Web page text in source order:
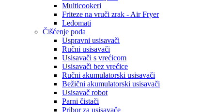
Multicookeri
Friteze na vruči zrak - Air Fryer
Ledomati
Čišćenje poda
Uspravni usisavači
Ručni usisavači
Usisavači s vrećicom
Usisavači bez vrećice
Ručni akumulatorski usisavači
Bežični akumulatorski usisavači
Usisavač robot
Parni čistači
Pribor za usisavače